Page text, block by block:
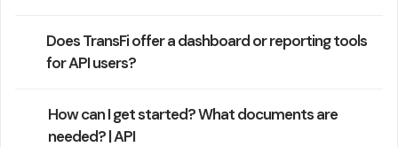
Does TransFi offer a dashboard or reporting tools
for API users?
How can I get started? What documents are
needed? | API